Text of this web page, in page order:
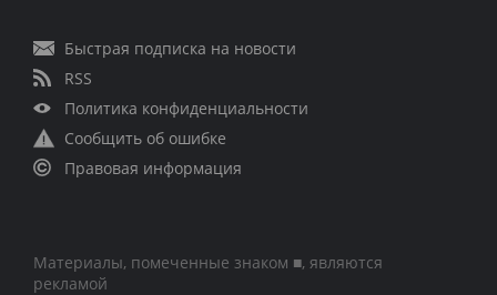
Быстрая подписка на новости
RSS
Политика конфиденциальности
Сообщить об ошибке
Правовая информация
Материалы, помеченные знаком ■, являются
рекламой